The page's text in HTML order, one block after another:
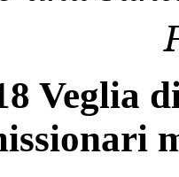
Veglia